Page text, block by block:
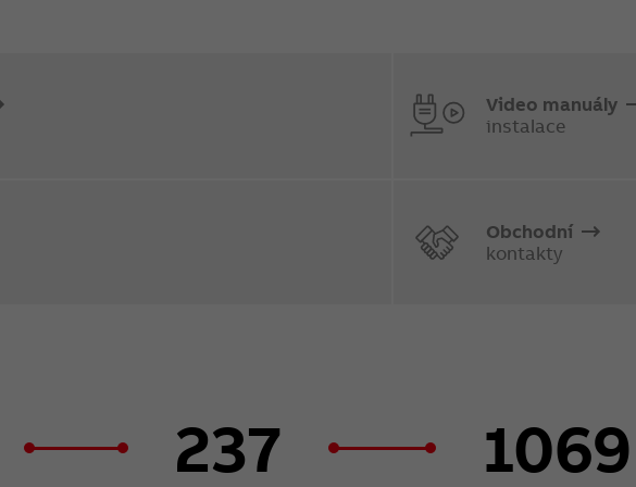
Video manuály
instalace
Obchodní
kontakty
237 1069